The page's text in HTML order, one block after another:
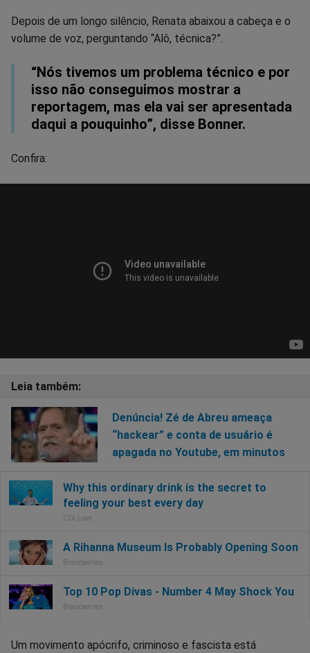
Depois de um longo silêncio, Renata abaixou a cabeça e o
volume de voz, perguntando “Alô, técnica?”.
“Nós tivemos um problema técnico e por
isso não conseguimos mostrar a
reportagem, mas ela vai ser apresentada
daqui a pouquinho”, disse Bonner.
Confira:
Denúncia! Zé de Abreu ameaça
“hackear” e conta de usuário é
apagada no Youtube, em minutos
Um movimento apócrifo, criminoso e fascista está